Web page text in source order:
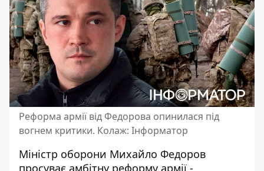
Реформа армії від Федорова опинилася під
вогнем критики. Колаж: Інформатор
Міністр оборони Михайло Федоров
просуває амбітну реформу армії -